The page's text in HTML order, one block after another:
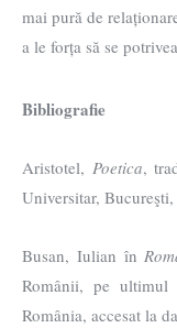
mai pură de
a le forța să se
Bibliografie
Aristotel, Poetica,
Universitar,
Busan, Iulian în
Românii, pe
România, accesat la